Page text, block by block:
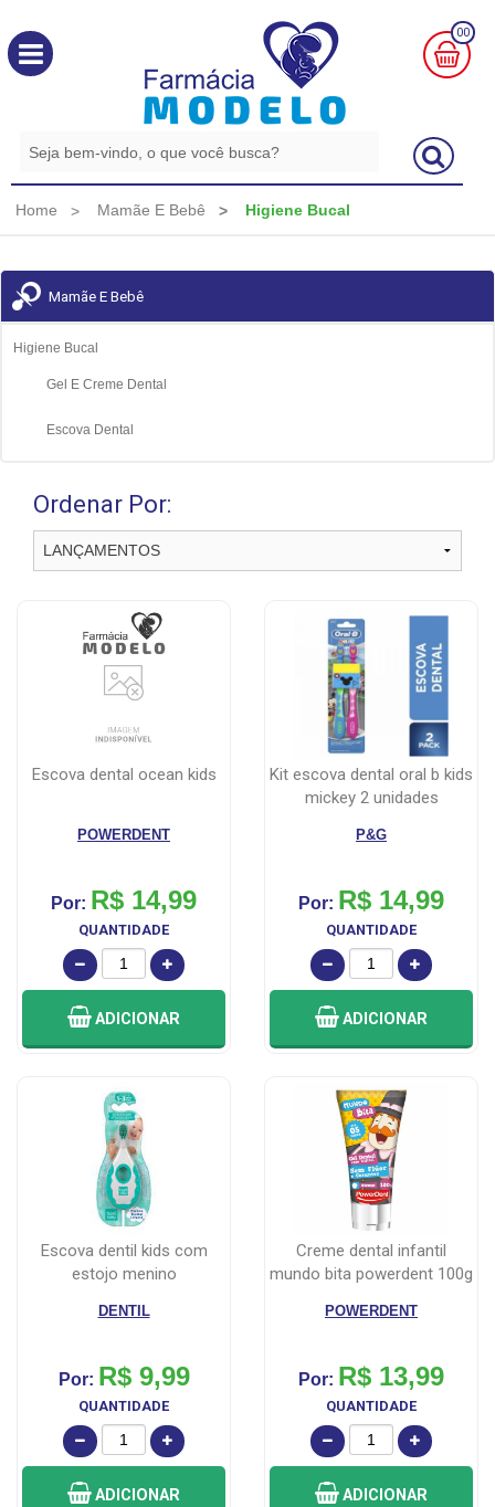
00
0,00
Home Mamãe E Bebê Higiene Bucal
Mamãe E Bebê
Higiene Bucal
Gel E Creme Dental
Escova Dental
Ordenar Por:
escova dental ocean kids
POWERDENT
Por: R$ 14,99
QUANTIDADE
ADICIONAR
kit escova dental oral b kids
mickey 2 unidades
P&G
Por: R$ 14,99
QUANTIDADE
ADICIONAR
escova dentil kids com
estojo menino
DENTIL
Por: R$ 9,99
QUANTIDADE
ADICIONAR
creme dental infantil
mundo bita powerdent 100g
POWERDENT
Por: R$ 13,99
QUANTIDADE
ADICIONAR